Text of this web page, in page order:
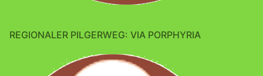
REGIONALER PILGERWEG: VIA PORPHYRIA